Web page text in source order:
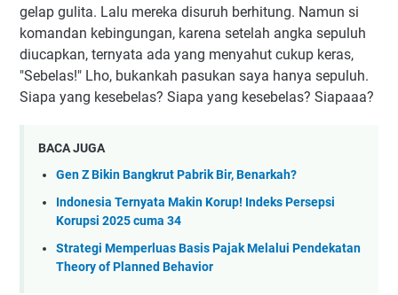
gelap gulita. Lalu mereka disuruh berhitung. Namun si
komandan kebingungan, karena setelah angka sepuluh
diucapkan, ternyata ada yang menyahut cukup keras,
"Sebelas!" Lho, bukankah pasukan saya hanya sepuluh.
Siapa yang kesebelas? Siapa yang kesebelas? Siapaaa?
BACA JUGA
Gen Z Bikin Bangkrut Pabrik Bir, Benarkah?
Indonesia Ternyata Makin Korup! Indeks Persepsi
Korupsi 2025 cuma 34
Strategi Memperluas Basis Pajak Melalui Pendekatan
Theory of Planned Behavior